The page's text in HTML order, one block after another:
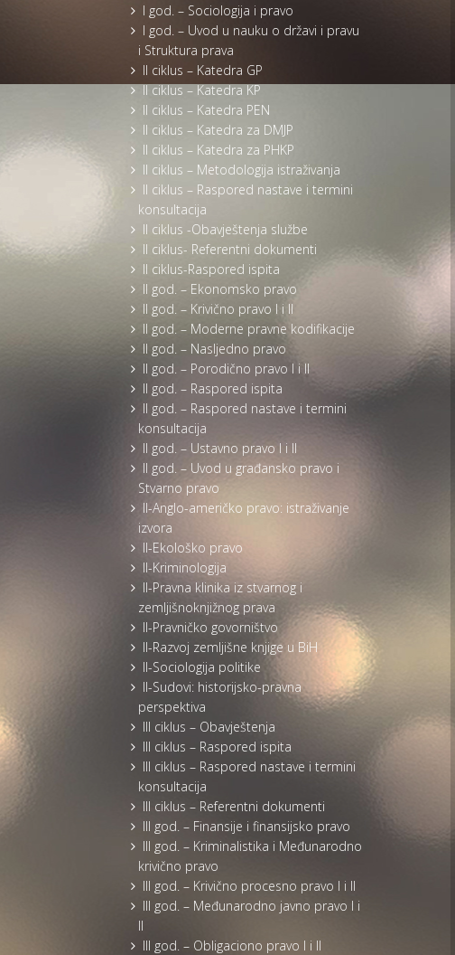
I god. – Sociologija i pravo
I god. – Uvod u nauku o državi i pravu
i Struktura prava
II ciklus – Katedra GP
II ciklus – Katedra KP
II ciklus – Katedra PEN
II ciklus – Katedra za DMJP
II ciklus – Katedra za PHKP
II ciklus – Metodologija istraživanja
II ciklus – Raspored nastave i termini
konsultacija
II ciklus -Obavještenja službe
II ciklus- Referentni dokumenti
II ciklus-Raspored ispita
II god. – Ekonomsko pravo
II god. – Krivično pravo I i II
II god. – Moderne pravne kodifikacije
II god. – Nasljedno pravo
II god. – Porodično pravo I i II
II god. – Raspored ispita
II god. – Raspored nastave i termini
konsultacija
II god. – Ustavno pravo I i II
II god. – Uvod u građansko pravo i
Stvarno pravo
II-Anglo-američko pravo: istraživanje
izvora
II-Ekološko pravo
II-Kriminologija
II-Pravna klinika iz stvarnog i
zemljišnoknjižnog prava
II-Pravničko govorništvo
II-Razvoj zemljišne knjige u BiH
II-Sociologija politike
II-Sudovi: historijsko-pravna
perspektiva
III ciklus – Obavještenja
III ciklus – Raspored ispita
III ciklus – Raspored nastave i termini
konsultacija
III ciklus – Referentni dokumenti
III god. – Finansije i finansijsko pravo
III god. – Kriminalistika i Međunarodno
krivično pravo
III god. – Krivično procesno pravo I i II
III god. – Međunarodno javno pravo I i
II
III god. – Obligaciono pravo I i II